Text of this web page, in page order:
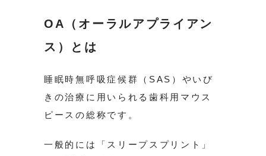
OA（オーラルアプライアン
ス）とは
睡眠時無呼吸症候群（SAS）やいび
きの治療に用いられる歯科用マウス
ピースの総称です。
一般的には「スリープスプリント」